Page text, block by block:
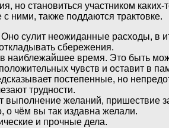
но становиться участником
ними, также поддаются трактовке.
сулит неожиданные расходы, в
сбережения.
наиблежайшее время. Это быть
чувств и оставит в
постепенные, но
трудности.
желаний, пришествие
о чём вы так издавна желали.
и прочные дела.